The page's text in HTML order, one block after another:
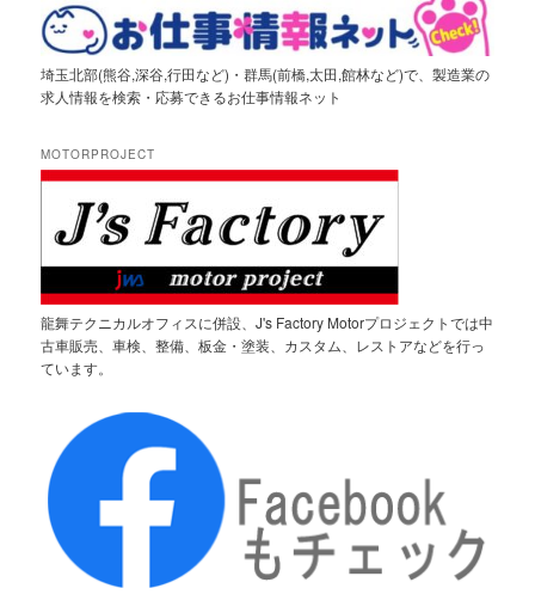
埼玉北部(熊谷,深谷,行田など)・群馬(前橋,太田,館林など)で、製造業の
求人情報を検索・応募できるお仕事情報ネット
MOTORPROJECT
龍舞テクニカルオフィスに併設、J's Factory Motorプロジェクトでは中
古車販売、車検、整備、板金・塗装、カスタム、レストアなどを行っ
ています。